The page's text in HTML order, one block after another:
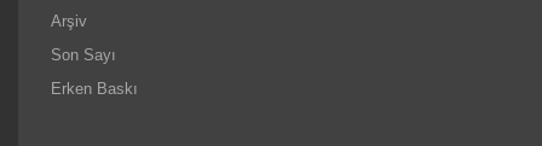
Arşiv
Son Sayı
Erken Baskı